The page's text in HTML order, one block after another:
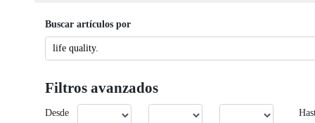
Buscar artículos por
Filtros avanzados
Desde